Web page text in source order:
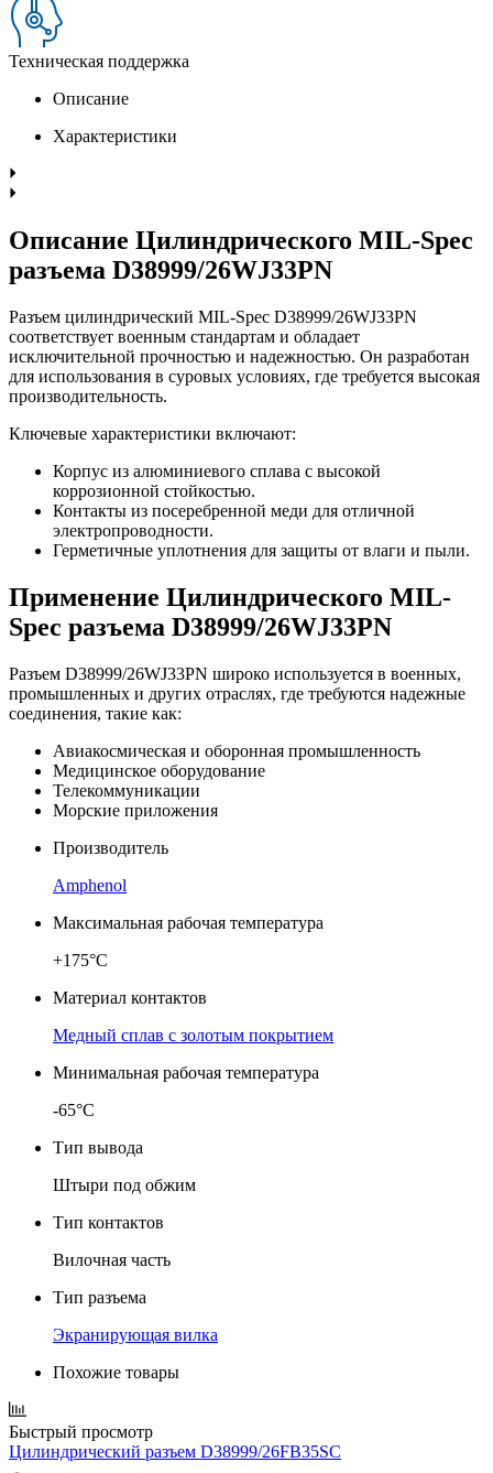
Техническая поддержка
Описание
Характеристики
Описание Цилиндрического MIL-Spec
разъема D38999/26WJ33PN
Разъем цилиндрический MIL-Spec D38999/26WJ33PN
соответствует военным стандартам и обладает
исключительной прочностью и надежностью. Он разработан
для использования в суровых условиях, где требуется высокая
производительность.
Ключевые характеристики включают:
Корпус из алюминиевого сплава с высокой
коррозионной стойкостью.
Контакты из посеребренной меди для отличной
электропроводности.
Герметичные уплотнения для защиты от влаги и пыли.
Применение Цилиндрического MIL-
Spec разъема D38999/26WJ33PN
Разъем D38999/26WJ33PN широко используется в военных,
промышленных и других отраслях, где требуются надежные
соединения, такие как:
Авиакосмическая и оборонная промышленность
Медицинское оборудование
Телекоммуникации
Морские приложения
Производитель
Amphenol
Максимальная рабочая температура
+175°C
Материал контактов
Медный сплав с золотым покрытием
Минимальная рабочая температура
-65°C
Тип вывода
Штыри под обжим
Тип контактов
Вилочная часть
Тип разъема
Экранирующая вилка
Похожие товары
Быстрый просмотр
Цилиндрический разъем D38999/26FB35SC